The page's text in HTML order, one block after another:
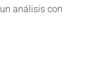
análisis con